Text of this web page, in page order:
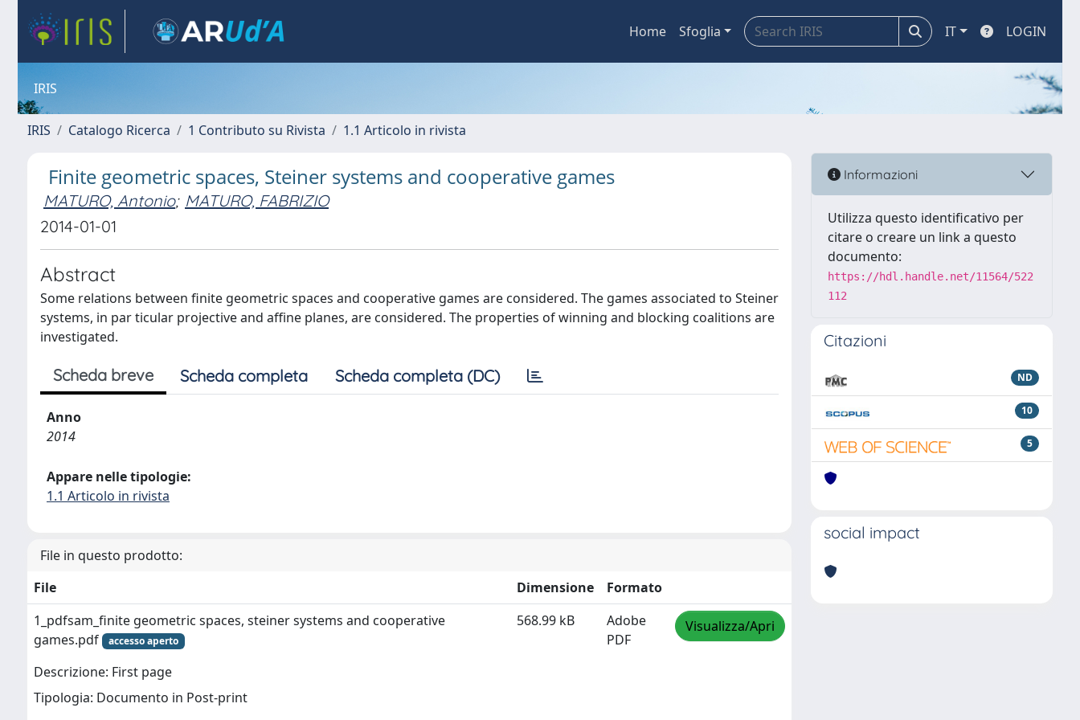
Home Sfoglia IT LOGIN
IRIS
IRIS Catalogo Ricerca 1 Contributo su Rivista 1.1 Articolo in rivista
Finite geometric spaces, Steiner systems and cooperative games
MATURO, Antonio; MATURO, FABRIZIO
2014-01-01
Abstract
Some relations between finite geometric spaces and cooperative games are considered. The games associated to Steiner
systems, in par ticular projective and affine planes, are considered. The properties of winning and blocking coalitions are
investigated.
Scheda breve Scheda completa Scheda completa (DC)
Anno
2014
Appare nelle tipologie:
1.1 Articolo in rivista
File in questo prodotto:
File
Dimensione
Formato
1_pdfsam_finite geometric spaces, steiner systems and cooperative
games.pdf
accesso aperto
Descrizione: First page
Tipologia: Documento in Post-print
568.99 kB
Adobe
PDF
Visualizza/Apri
Informazioni
Utilizza questo identificativo per
citare o creare un link a questo
documento:
https://hdl.handle.net/11564/522
112
Citazioni
ND
10
5
social impact